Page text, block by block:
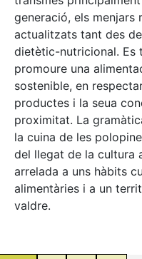
generació, els menjars
actualitzats tant des
dietètic-nutricional. Es
promoure una
sostenible, en
productes i la seua
proximitat. La
la cuina de les
del llegat de la cultura
arrelada a uns hàbits
alimentàries i a un
valdre.